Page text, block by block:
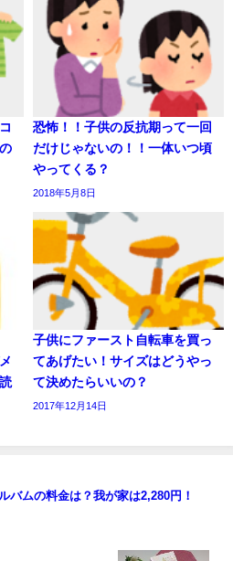
恐怖！！子供の反抗期って一回
だけじゃないの！！一体いつ頃
やってくる？
2018年5月8日
子供にファースト自転車を買っ
てあげたい！サイズはどうやっ
て決めたらいいの？
2017年12月14日
バムの料金は？我が家は2,280円！